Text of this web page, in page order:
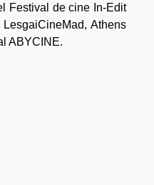
Festival de cine In-Edit
Athens
ABYCINE.